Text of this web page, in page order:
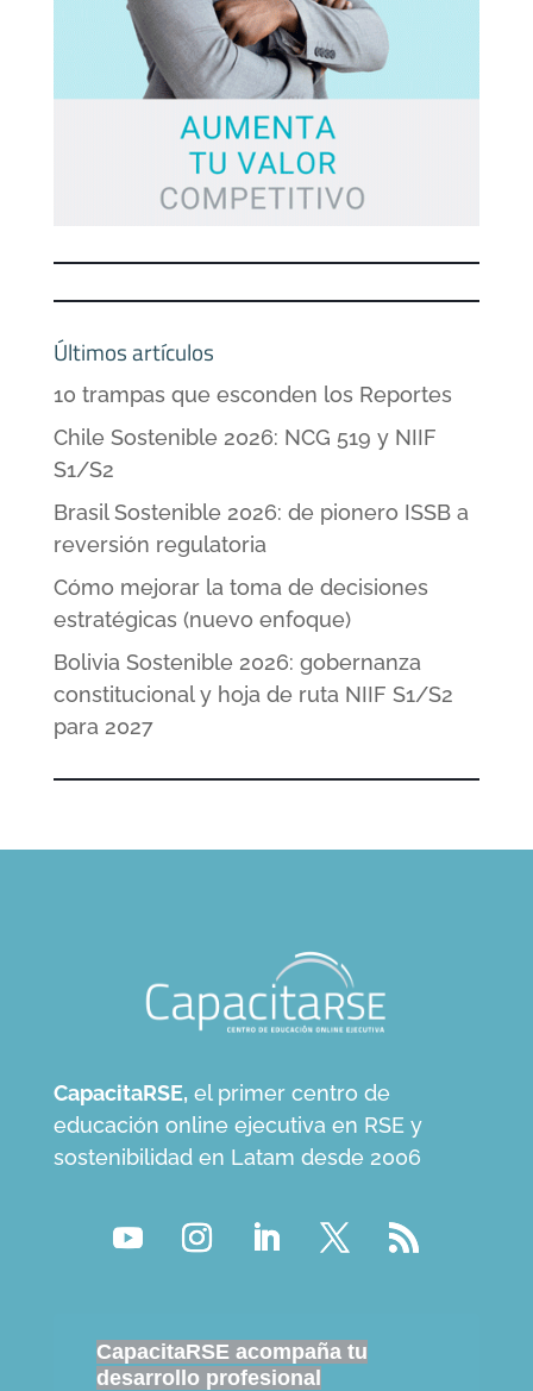
Últimos artículos
10 trampas que esconden los Reportes
Chile Sostenible 2026: NCG 519 y NIIF
S1/S2
Brasil Sostenible 2026: de pionero ISSB a
reversión regulatoria
Cómo mejorar la toma de decisiones
estratégicas (nuevo enfoque)
Bolivia Sostenible 2026: gobernanza
constitucional y hoja de ruta NIIF S1/S2
para 2027
CapacitaRSE, el primer centro de
educación online ejecutiva en RSE y
sostenibilidad en Latam desde 2006
CapacitaRSE acompaña tu
desarrollo profesional